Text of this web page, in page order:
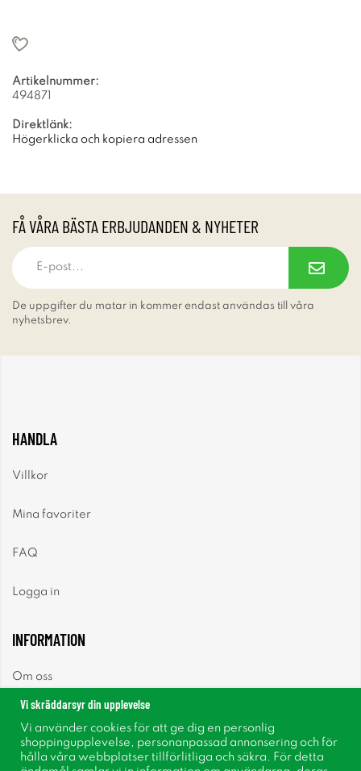
Artikelnummer:
494871
Direktlänk:
Högerklicka och kopiera adressen
FÅ VÅRA BÄSTA ERBJUDANDEN & NYHETER
De uppgifter du matar in kommer endast användas till våra
nyhetsbrev.
HANDLA
Villkor
Mina favoriter
FAQ
Logga in
INFORMATION
Om oss
Nyhetsbrev
Vi skräddarsyr din upplevelse
Vi använder cookies för att ge dig en personlig
shoppingupplevelse, personanpassad annonsering och för
hålla våra webbplatser tillförlitliga och säkra. För detta